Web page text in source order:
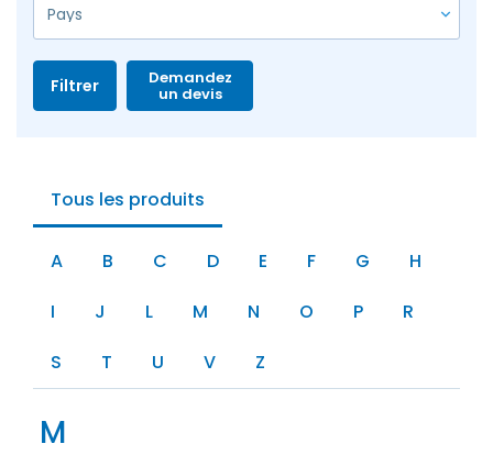
Filtrer
Tous les produits
A B C D E F G
H
I
J L M N O P
R
S
T U V Z
M
Demandez
un devis